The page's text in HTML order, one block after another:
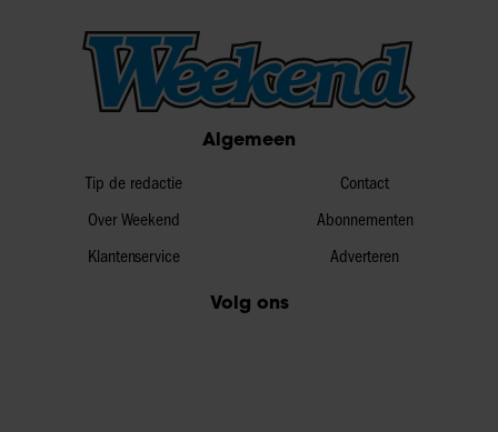
Algemeen
Tip de redactie
Over Weekend
Klantenservice
Contact
Abonnementen
Adverteren
Volg ons